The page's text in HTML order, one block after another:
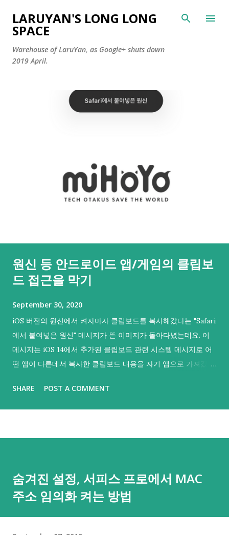
Skip to main content
LARUYAN'S LONG LONG
SPACE
Warehouse of LaruYan, as Google+ shuts down
2019 April.
원신 등 안드로이드 앱/게임의 클립보
드 접근을 막기
September 30, 2020
iOS 버전의 원신에서 켜자마자 클립보드를 복사해갔다는 "Safari
에서 붙여넣은 원신" 메시지가 뜬 이미지가 돌아다녔는데요. 이
메시지는 iOS 14에서 추가된 클립보드 관련 시스템 메시지로 어
떤 앱이 다른데서 복사한 클립보드 내용을 자기 앱으로 가져갔음
여러 앱에서 클립보드를 복사해갔다는 것이 들통나 시끄러웠기
라운드, 현재 메인으로 띄워져있는 앱의 경우는 어떨까요? 아쉽
게도 이에 대한 메시지(iOS처럼 "A앱에서 붙여넣은 B앱")나 이를
SHARE POST A COMMENT
숨겨진 설정, 서피스 프로에서 MAC
주소 임의화 켜는 방법